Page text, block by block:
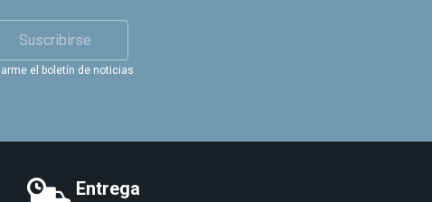
el boletín de noticias
Suscribirse
Entrega